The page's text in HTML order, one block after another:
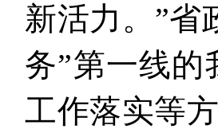
新活力。”省
务”第一线
工作落实等